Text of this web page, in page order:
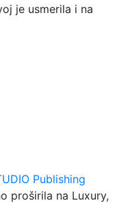
je usmerila i na
Publishing
proširila na Luxury,